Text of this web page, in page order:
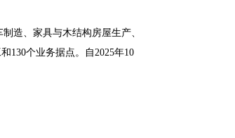
造、家具与木结构房屋生产、
130个业务据点。自2025年10